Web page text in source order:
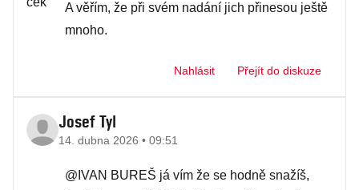
A věřím, že při svém nadání jich přinesou ještě
mnoho.
Nahlásit Přejít do diskuze
Josef Tyl
14. dubna 2026 • 09:51
@IVAN BUREŠ já vím že se hodně snažíš,